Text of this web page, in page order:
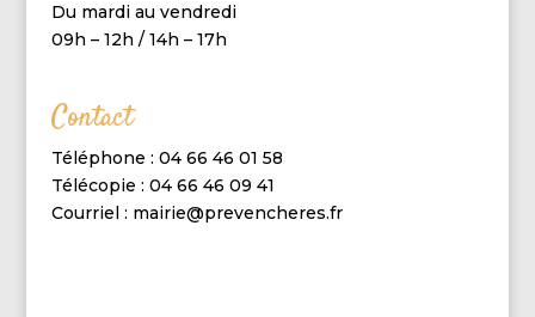
Du mardi au vendredi
09h – 12h / 14h – 17h
Contact
Téléphone : 04 66 46 01 58
Télécopie : 04 66 46 09 41
Courriel : mairie@prevencheres.fr